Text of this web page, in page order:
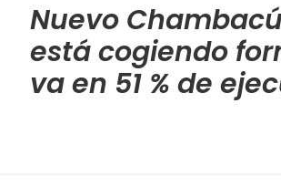
Nuevo
está cogiendo
va en 51 % de